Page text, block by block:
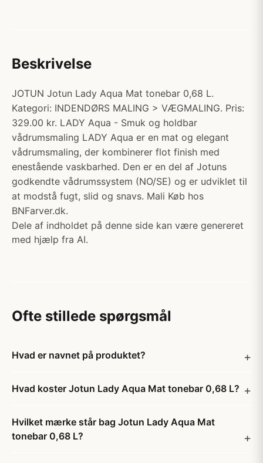
Beskrivelse
JOTUN Jotun Lady Aqua Mat tonebar 0,68 L.
Kategori: INDENDØRS MALING > VÆGMALING. Pris:
329.00 kr. LADY Aqua - Smuk og holdbar
vådrumsmaling LADY Aqua er en mat og elegant
vådrumsmaling, der kombinerer flot finish med
enestående vaskbarhed. Den er en del af Jotuns
godkendte vådrumssystem (NO/SE) og er udviklet til
at modstå fugt, slid og snavs. Mali Køb hos
BNFarver.dk.
Dele af indholdet på denne side kan være genereret
med hjælp fra AI.
Ofte stillede spørgsmål
Hvad er navnet på produktet?
Hvad koster Jotun Lady Aqua Mat tonebar 0,68 L?
Hvilket mærke står bag Jotun Lady Aqua Mat
tonebar 0,68 L?